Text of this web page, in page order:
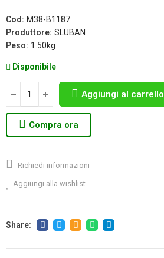
Cod: M38-B1187
Produttore: SLUBAN
Peso: 1.50kg
Disponibile
Aggiungi al carrello
Compra ora
Richiedi informazioni
Aggiungi alla wishlist